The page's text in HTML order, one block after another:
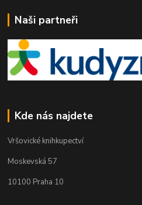
Naši partneři
Kde nás najdete
Vršovické knihkupectví
Moskevská 57
10100 Praha 10